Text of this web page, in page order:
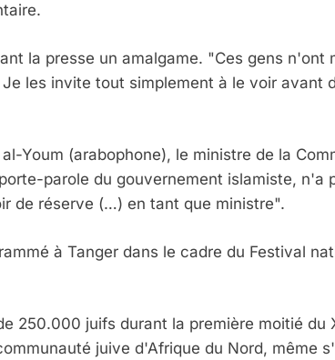
la presse un amalgame. "Ces gens n'ont
les invite tout simplement à le voir avant
Youm (arabophone), le ministre de la
parole du gouvernement islamiste, n'a
de réserve (…) en tant que ministre".
à Tanger dans le cadre du Festival
250.000 juifs durant la première moitié du
juive d'Afrique du Nord, même
La Plus Meurtrière Selon Le
ET RÉSILIENTE : POURQUOI JE